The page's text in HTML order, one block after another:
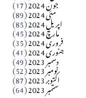
مئی 2024 (89) اپریل 2024 (85) مارچ 2024 (45) فروری 2024 (35) جنوری 2024 (41) دسمبر 2023 (49) نومبر 2023 (52) اکتوبر 2023 (87) ستمبر 2023 (64)